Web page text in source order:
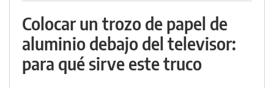
Colocar un trozo de papel de
aluminio debajo del televisor:
para qué sirve este truco